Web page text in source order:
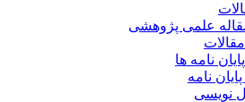
علمی پژوهشی
نامه ها
نامه
نویسی